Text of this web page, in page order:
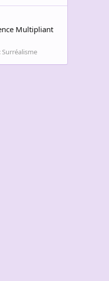
Multipliant
Surréalisme